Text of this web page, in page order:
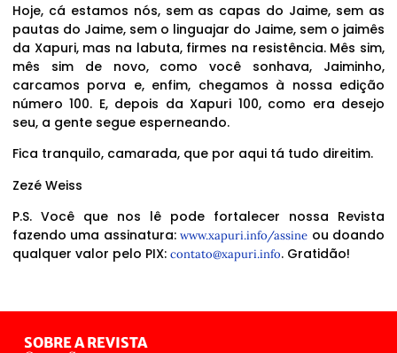
Hoje, cá estamos nós, sem as capas do Jaime, sem as
pautas do Jaime, sem o linguajar do Jaime, sem o jaimês
da Xapuri, mas na labuta, firmes na resistência. Mês sim,
mês sim de novo, como você sonhava, Jaiminho,
carcamos porva e, enfim, chegamos à nossa edição
número 100. E, depois da Xapuri 100, como era desejo
seu, a gente segue esperneando.
Fica tranquilo, camarada, que por aqui tá tudo direitim.
Zezé Weiss
P.S. Você que nos lê pode fortalecer nossa Revista
fazendo uma assinatura:www.xapuri.info/assine ou doando
qualquer valor pelo PIX: contato@xapuri.info. Gratidão!
SOBRE A REVISTA